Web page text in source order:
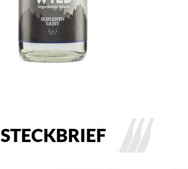
STECKBRIEF